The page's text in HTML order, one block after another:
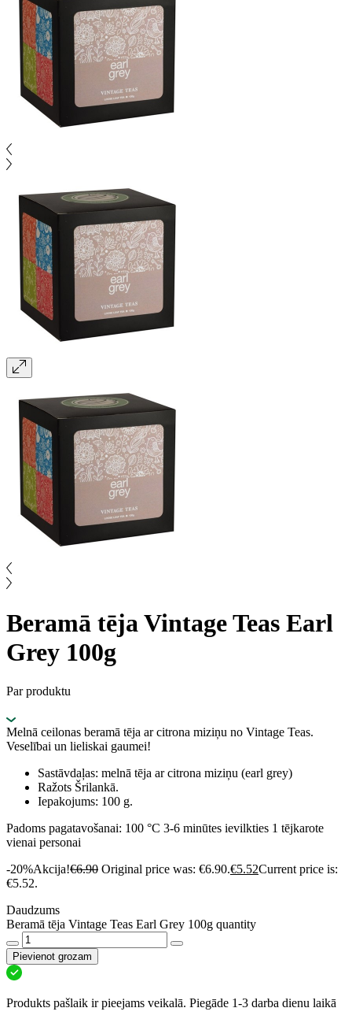
Beramā tēja Vintage Teas Earl
Grey 100g
Par produktu
Melnā ceilonas beramā tēja ar citrona miziņu no Vintage Teas.
Veselībai un lieliskai gaumei!
Sastāvdaļas: melnā tēja ar citrona miziņu (earl grey)
Ražots Šrilankā.
Iepakojums: 100 g.
Padoms pagatavošanai: 100 °C 3-6 minūtes ievilkties 1 tējkarote
vienai personai
-20%Akcija!€6.90 Original price was: €6.90.€5.52Current price is:
€5.52.
Daudzums
Beramā tēja Vintage Teas Earl Grey 100g quantity
Pievienot grozam
Produkts pašlaik ir pieejams veikalā. Piegāde 1-3 darba dienu laikā